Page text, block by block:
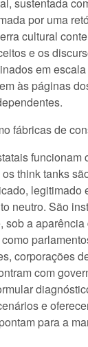
por uma
cultural
e os
em
às páginas
fábricas de
funcionam
think tanks
legitimado
neutro. São
sob a
corporações
com
e
para a